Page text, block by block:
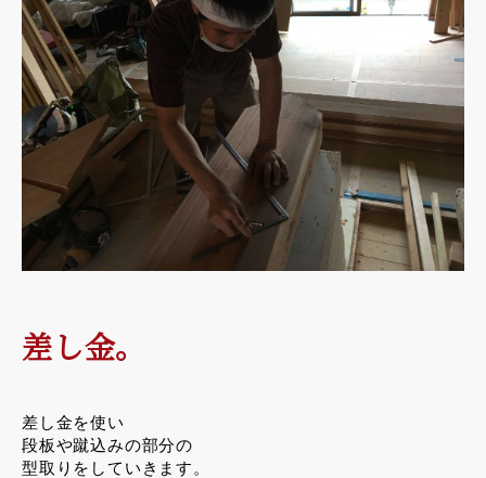
差し金。
差し金を使い
段板や蹴込みの部分の
型取りをしていきます。